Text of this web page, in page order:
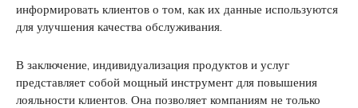
информировать клиентов о том, как их данные используются
для улучшения качества обслуживания.
В заключение, индивидуализация продуктов и услуг
представляет собой мощный инструмент для повышения
лояльности клиентов. Она позволяет компаниям не только